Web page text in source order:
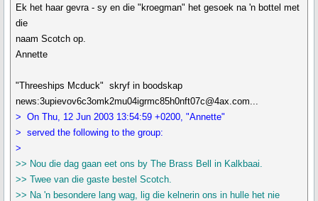
Ek het haar gevra - sy en die "kroegman" het gesoek na 'n bottel met
die
naam Scotch op.
Annette
"Threeships Mcduck" skryf in boodskap
news:3upievov6c3omk2mu04igrmc85h0nft07c@4ax.com...
> On Thu, 12 Jun 2003 13:54:59 +0200, "Annette"
> served the following to the group:
>
>> Nou die dag gaan eet ons by The Brass Bell in Kalkbaai.
>> Twee van die gaste bestel Scotch.
>> Na 'n besondere lang wag, lig die kelnerin ons in hulle het nie